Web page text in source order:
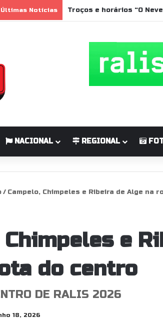
Últimas Notícias Troços e horários “O
NACIONAL REGIONAL
/ Campelo, Chimpeles e Ribeira de Alge na
Chimpeles e
do centro
DE RALIS 2026
18, 2026